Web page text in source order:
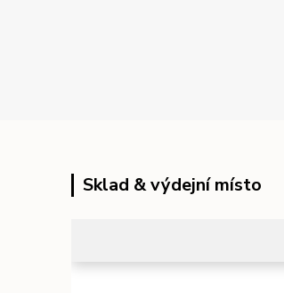
Sklad & výdejní místo